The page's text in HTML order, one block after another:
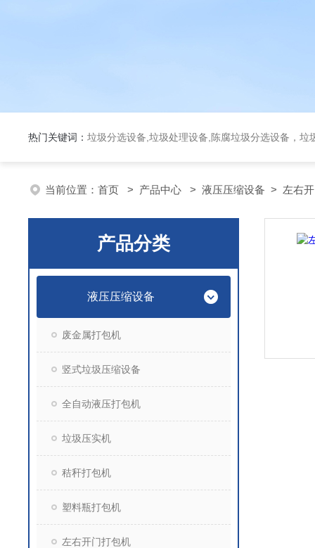
热门关键词： 垃圾分选设备,垃圾处理设备,陈腐垃圾分选设备，垃
当前位置： 首页 > 产品中心 > 液压压缩设备 > 左右
产品分类
液压压缩设备
废金属打包机
竖式垃圾压缩设备
全自动液压打包机
垃圾压实机
秸秆打包机
塑料瓶打包机
左右开门打包机